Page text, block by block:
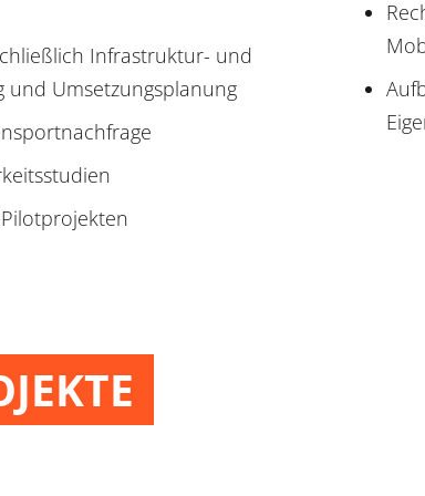
Infrastruktur- und
und Umsetzungsplanung